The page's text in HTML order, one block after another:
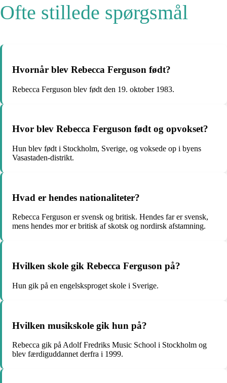
Ofte stillede spørgsmål
Hvornår blev Rebecca Ferguson født?
Rebecca Ferguson blev født den 19. oktober 1983.
Hvor blev Rebecca Ferguson født og opvokset?
Hun blev født i Stockholm, Sverige, og voksede op i byens
Vasastaden-distrikt.
Hvad er hendes nationaliteter?
Rebecca Ferguson er svensk og britisk. Hendes far er svensk,
mens hendes mor er britisk af skotsk og nordirsk afstamning.
Hvilken skole gik Rebecca Ferguson på?
Hun gik på en engelsksproget skole i Sverige.
Hvilken musikskole gik hun på?
Rebecca gik på Adolf Fredriks Music School i Stockholm og
blev færdiguddannet derfra i 1999.